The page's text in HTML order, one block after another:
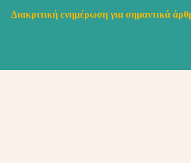
Διακριτική ενημέρωση για σημαντικά